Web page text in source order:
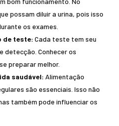
possam diluir a urina, pois isso
os exames.
de teste: Cada teste tem seu
detecção. Conhecer os
preparar melhor.
saudável: Alimentação
são essenciais. Isso não
também pode influenciar os